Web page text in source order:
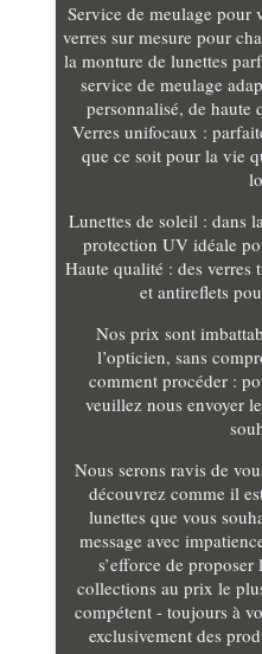
Service de meulage pour
verres sur mesure pour
la monture de lunettes
service de meulage
personnalisé, de
Verres unifocaux :
que ce soit pour la vie
Lunettes de soleil : dans
protection UV idéale
Haute qualité : des verres
et antireflets
Nos prix sont
l’opticien, sans
comment procéder :
veuillez nous envoyer
Nous serons ravis de
découvrez comme il
lunettes que vous
message avec
s’efforce de proposer
collections au prix le
compétent - toujours à
exclusivement des